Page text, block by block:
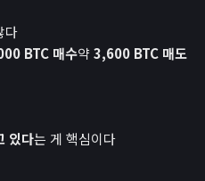
다
BTC 매수약3,600 BTC 매도
있다는 게 핵심이다